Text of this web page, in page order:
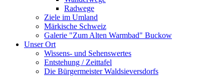
Radwege
Ziele im Umland
Märkische Schweiz
Galerie "Zum Alten Warmbad" Buckow
Unser Ort
Wissens- und Sehenswertes
Entstehung / Zeittafel
Die Bürgermeister Waldsieversdorfs